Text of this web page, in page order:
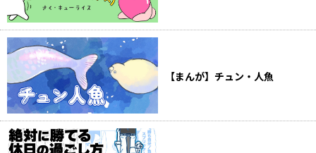
【まんが】チュン・人魚